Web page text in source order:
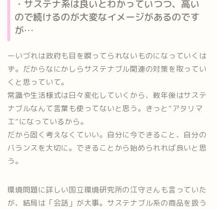
・サステナ系は良いとわかっていつつ、高い
ので続けるのが大変なイメージがあるのです
が…
ーいづれは政府も目を瞑ってられないものになっていくは
ず。だからなにかしらサステナブル関連の対策を取ってい
くと思っていて。
常識や生活様式は日々変化していくから、数年後はサステ
ナブルなんて言葉も使ってないと思う。きっと”アタリマ
エ”になっているから。
だから固く考えなくていい。自分に今できること、自分の
バランスを大切に。できることから始められれば良いと思
う。
環境問題に詳しい国立環境研究所の江守さんも言っていた
が、結局は「会話」が大事。サステナブル系の商品を扱う